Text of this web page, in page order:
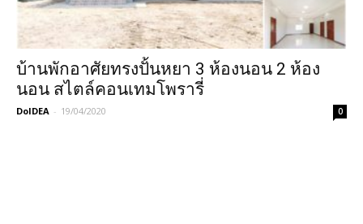
บ้านพักอาศัยทรงปั้นหยา 3 ห้องนอน 2 ห้อง
นอน สไตล์คอนเทมโพรารี่
DoIDEA - 19/04/2020 0